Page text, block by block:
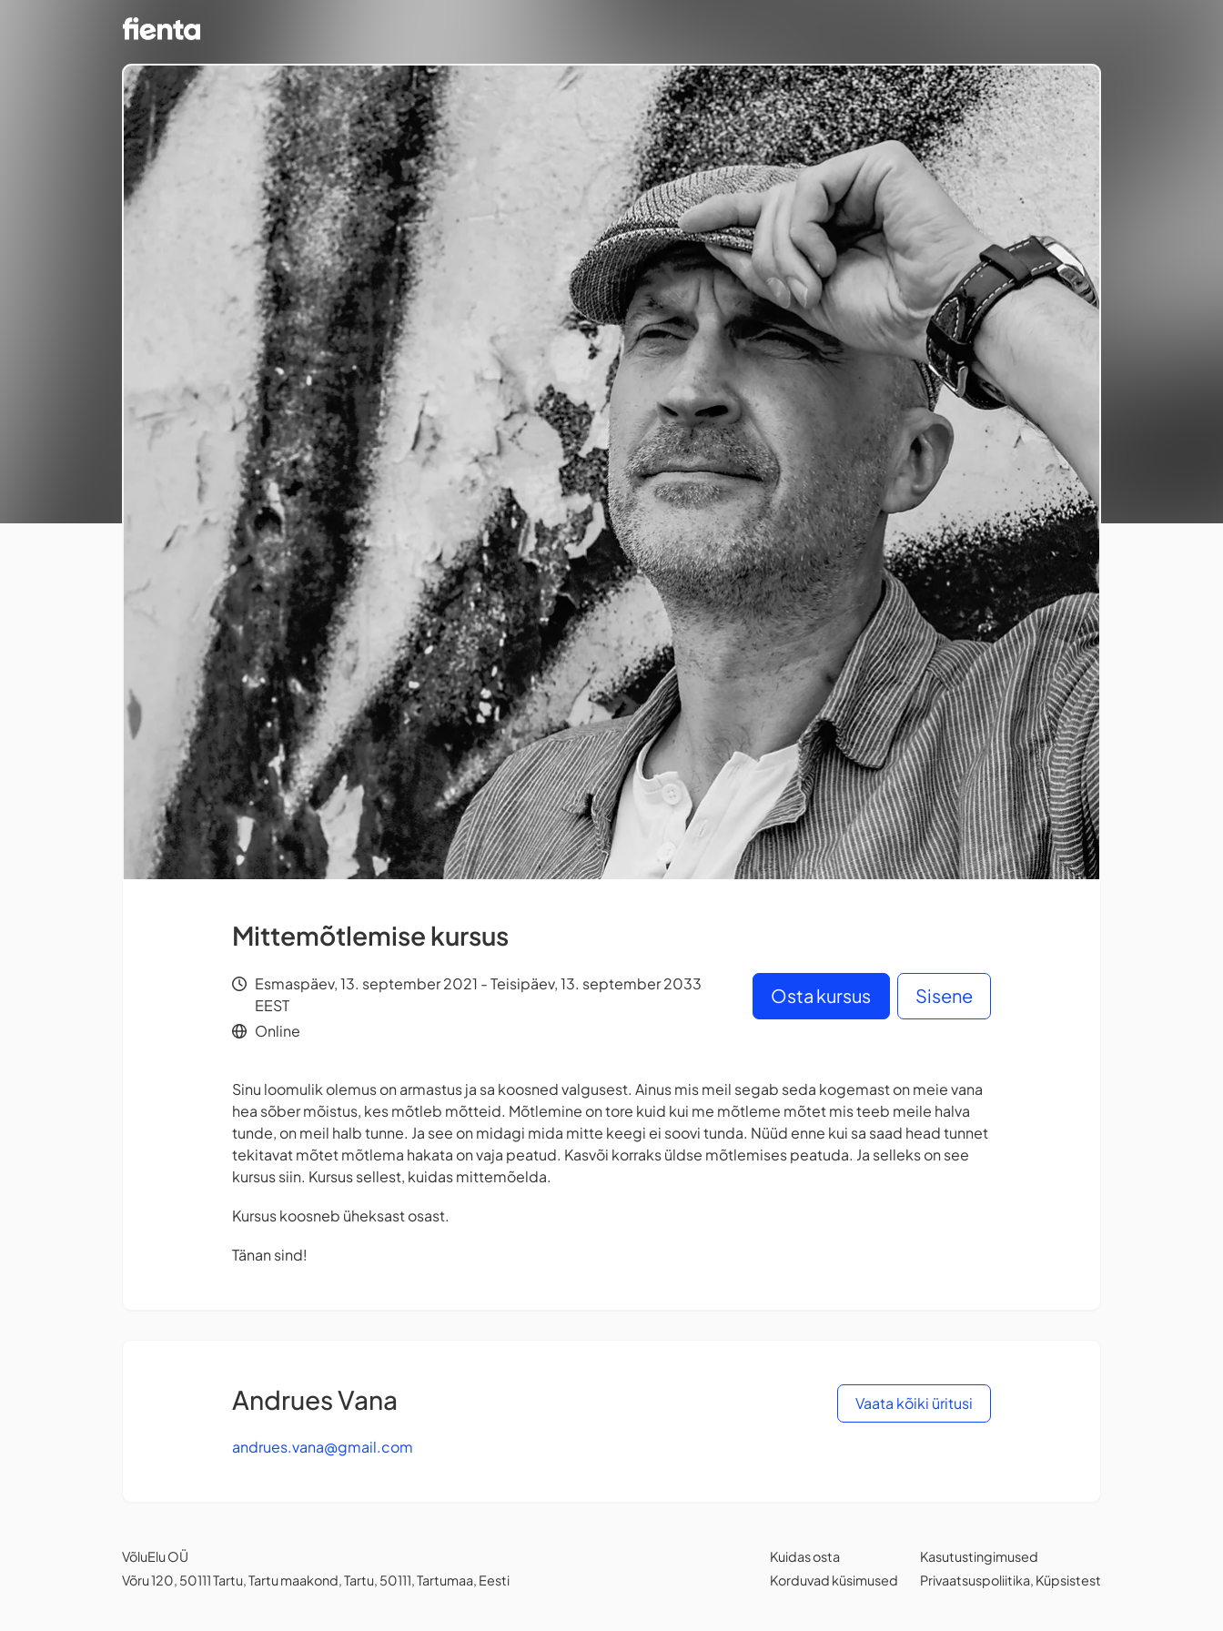
Mittemõtlemise kursus
Esmaspäev, 13. september 2021 - Teisipäev, 13. september 2033
EEST
Online
Osta kursus Sisene
Sinu loomulik olemus on armastus ja sa koosned valgusest. Ainus mis meil segab seda kogemast on meie vana
hea sõber mõistus, kes mõtleb mõtteid. Mõtlemine on tore kuid kui me mõtleme mõtet mis teeb meile halva
tunde, on meil halb tunne. Ja see on midagi mida mitte keegi ei soovi tunda. Nüüd enne kui sa saad head tunnet
tekitavat mõtet mõtlema hakata on vaja peatud. Kasvõi korraks üldse mõtlemises peatuda. Ja selleks on see
kursus siin. Kursus sellest, kuidas mittemõelda.
Kursus koosneb üheksast osast.
Tänan sind!
Andrues Vana
andrues.vana@gmail.com
Vaata kõiki üritusi
VõluElu OÜ
Võru 120, 50111 Tartu, Tartu maakond, Tartu, 50111, Tartumaa, Eesti
Kuidas osta
Korduvad küsimused
Kasutustingimused
Privaatsuspoliitika, Küpsistest